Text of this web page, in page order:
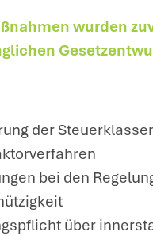
wurden
der
bei den
über